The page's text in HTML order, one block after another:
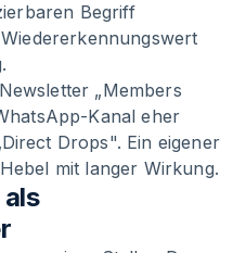
Begriff
„Members
Kanal eher
Drops". Ein eigener
mit langer Wirkung.